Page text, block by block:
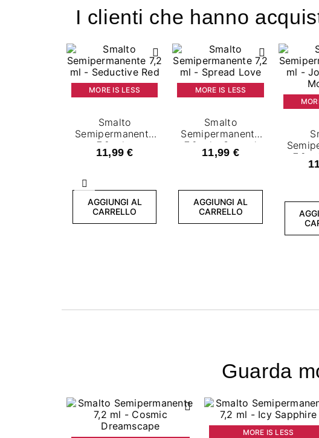
I clienti che hanno
Precedente
MORE IS LESS
Smalto
Semipermanente
7,2 ml -
Seductive Red
11,99 €
AGGIUNGI AL
CARRELLO
MORE IS LESS
Smalto
Semipermanente
7,2 ml - Spread
Love
11,99 €
AGGIUNGI AL
CARRELLO
7,2
Guarda
MORE IS LESS